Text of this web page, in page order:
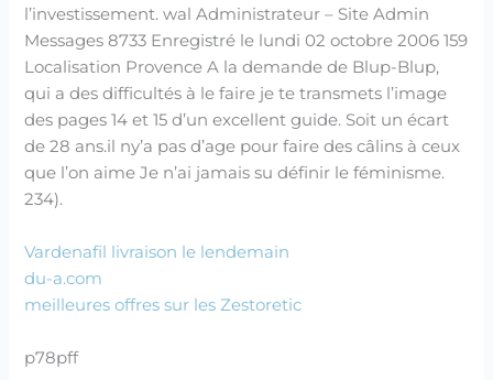
l’investissement. wal Administrateur – Site Admin
Messages 8733 Enregistré le lundi 02 octobre 2006 159
Localisation Provence A la demande de Blup-Blup,
qui a des difficultés à le faire je te transmets l’image
des pages 14 et 15 d’un excellent guide. Soit un écart
de 28 ans.il ny’a pas d’age pour faire des câlins à ceux
que l’on aime Je n’ai jamais su définir le féminisme.
234).
Vardenafil livraison le lendemain
du-a.com
meilleures offres sur les Zestoretic
p78pff